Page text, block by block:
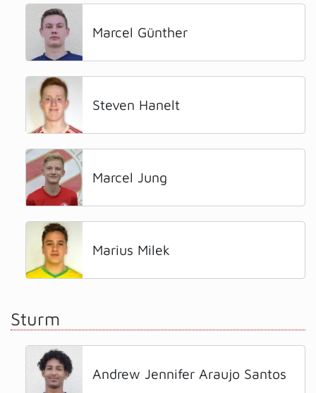
Marcel Günther
Steven Hanelt
Marcel Jung
Marius Milek
Sturm
Andrew Jennifer Araujo Santos